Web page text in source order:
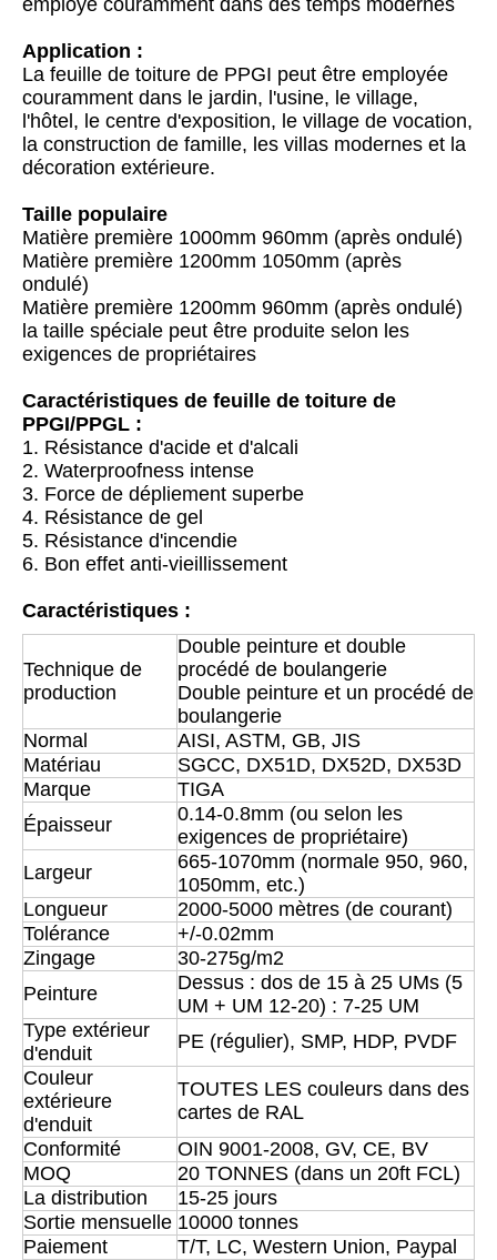
employé couramment dans des temps modernes
Application :
La feuille de toiture de PPGI peut être employée
couramment dans le jardin, l'usine, le village,
l'hôtel, le centre d'exposition, le village de vocation,
la construction de famille, les villas modernes et la
décoration extérieure.
Taille populaire
Matière première 1000mm 960mm (après ondulé)
Matière première 1200mm 1050mm (après
ondulé)
Matière première 1200mm 960mm (après ondulé)
la taille spéciale peut être produite selon les
exigences de propriétaires
Caractéristiques de feuille de toiture de
PPGI/PPGL :
1. Résistance d'acide et d'alcali
2. Waterproofness intense
3. Force de dépliement superbe
4. Résistance de gel
5. Résistance d'incendie
6. Bon effet anti-vieillissement
Caractéristiques :
Technique de
production
Double peinture et double
procédé de boulangerie
Double peinture et un procédé de
boulangerie
Normal
AISI, ASTM, GB, JIS
Matériau
SGCC, DX51D, DX52D, DX53D
Marque
TIGA
Épaisseur
0.14-0.8mm (ou selon les
exigences de propriétaire)
Largeur
665-1070mm (normale 950, 960,
1050mm, etc.)
Longueur
2000-5000 mètres (de courant)
Tolérance
+/-0.02mm
Zingage
30-275g/m2
Peinture
Dessus : dos de 15 à 25 UMs (5
UM + UM 12-20) : 7-25 UM
Type extérieur
d'enduit
PE (régulier), SMP, HDP, PVDF
Couleur
extérieure
d'enduit
TOUTES LES couleurs dans des
cartes de RAL
Conformité
OIN 9001-2008, GV, CE, BV
MOQ
20 TONNES (dans un 20ft FCL)
La distribution
15-25 jours
Sortie mensuelle 10000 tonnes
Paiement
T/T, LC, Western Union, Paypal